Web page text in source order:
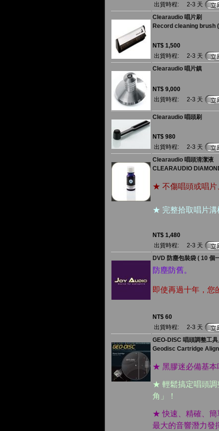
出貨時程:
2-3 天
Clearaudio 唱片刷
Record cleaning brush
NT$ 1,500
出貨時程:
2-3 天
Clearaudio 唱片鎮
NT$ 9,000
出貨時程:
2-3 天
Clearaudio 唱頭刷
NT$ 980
出貨時程:
2-3 天
Clearaudio 唱頭清潔液
CLEARAUDIO
★ 不傷唱頭或唱片
★ 完整拾取唱片溝
NT$ 1,480
出貨時程:
2-3 天
DVD 防塵包裝袋 ( 10 個
防塵防舊。
即使再過十年，您
NT$ 60
出貨時程:
2-3 天
GEO-DISC 唱頭調整工
Geodisc Cartridge
★ 黑膠迷必備基本
★ 輕鬆搞定唱頭調
角」！
★ 快速、精確、簡
最大的音響潛力發